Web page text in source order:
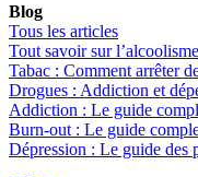
Blog
Tous les articles
Tout savoir sur l’alcoolisme
Tabac : Comment arrêter
Drogues : Addiction et
Addiction : Le guide
Burn-out : Le guide
Dépression : Le guide des